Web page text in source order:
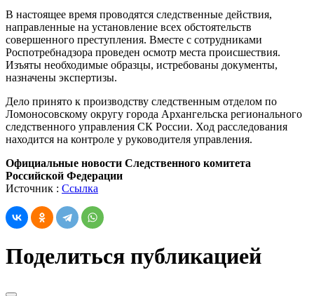
В настоящее время проводятся следственные действия,
направленные на установление всех обстоятельств
совершенного преступления. Вместе с сотрудниками
Роспотребнадзора проведен осмотр места происшествия.
Изъяты необходимые образцы, истребованы документы,
назначены экспертизы.
Дело принято к производству следственным отделом по
Ломоносовскому округу города Архангельска регионального
следственного управления СК России. Ход расследования
находится на контроле у руководителя управления.
Официальные новости Следственного комитета
Российской Федерации
Источник : Ссылка
Поделиться публикацией